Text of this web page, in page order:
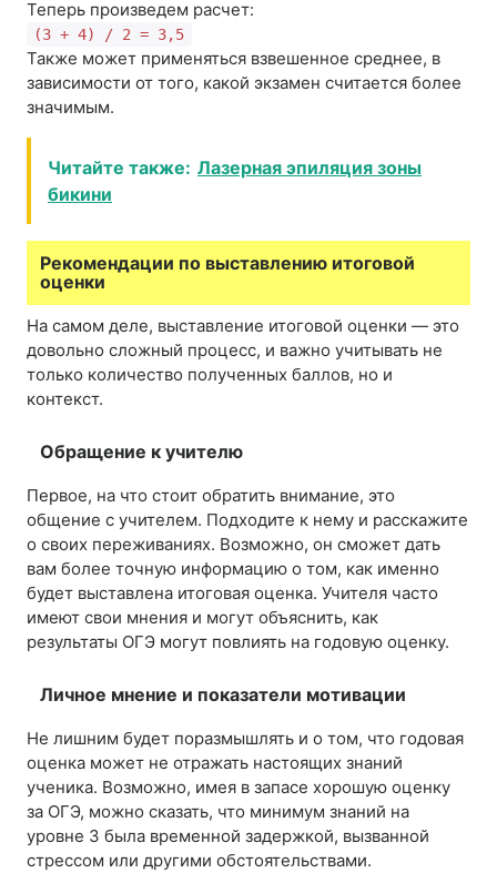
Теперь произведем расчет:
(3 + 4) / 2 = 3,5
Также может применяться взвешенное среднее, в
зависимости от того, какой экзамен считается более
значимым.
Читайте также: Лазерная эпиляция зоны
бикини
Рекомендации по выставлению итоговой
оценки
На самом деле, выставление итоговой оценки — это
довольно сложный процесс, и важно учитывать не
только количество полученных баллов, но и
контекст.
Обращение к учителю
Первое, на что стоит обратить внимание, это
общение с учителем. Подходите к нему и расскажите
о своих переживаниях. Возможно, он сможет дать
вам более точную информацию о том, как именно
будет выставлена итоговая оценка. Учителя часто
имеют свои мнения и могут объяснить, как
результаты ОГЭ могут повлиять на годовую оценку.
Личное мнение и показатели мотивации
Не лишним будет поразмышлять и о том, что годовая
оценка может не отражать настоящих знаний
ученика. Возможно, имея в запасе хорошую оценку
за ОГЭ, можно сказать, что минимум знаний на
уровне 3 была временной задержкой, вызванной
стрессом или другими обстоятельствами.